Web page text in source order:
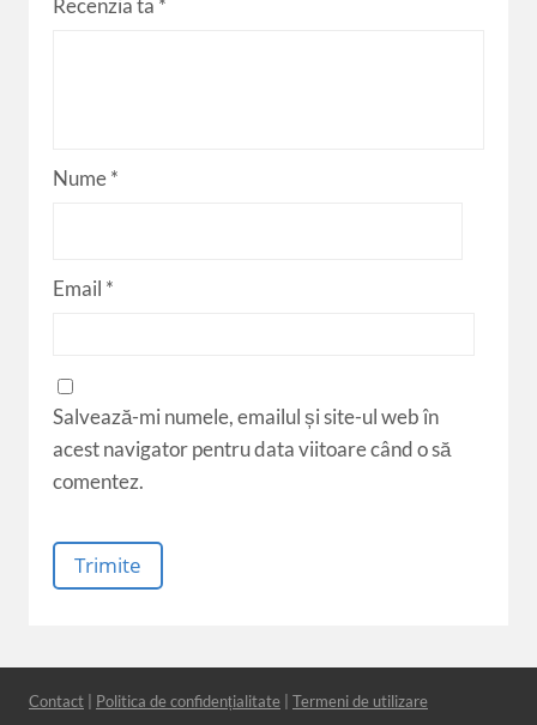
Recenzia ta *
Nume*
Email *
Salvează-mi numele, emailul și site-ul web în
acest navigator pentru data viitoare când o să
comentez.
Contact Politica de confidențialitate
Termeni de utilizare